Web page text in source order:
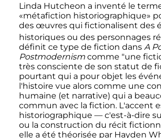
Linda Hutcheon a inventé le
«métafiction historiographique»
des œuvres qui fictionalisent des
historiques ou des personnages
définit ce type de fiction dans A
Postmodernismcomme "une
très consciente de son statut de
pourtant qui a pour objet les
l'histoire vue alors comme une
humaine (et narrative) qui a
commun avec la fiction. L'accent
historiographique — c'est-à-dire
ou la construction du récit
elle a été théorisée par Hayden